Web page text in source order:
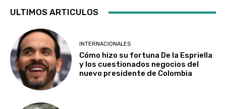
ULTIMOS ARTICULOS
INTERNACIONALES
Cómo hizo su fortuna De la Espriella
y los cuestionados negocios del
nuevo presidente de Colombia